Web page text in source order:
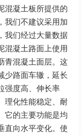
混凝土板所提供的
我们不建议采用加
我们经过大量数据
混凝土路面上使用
青混凝土面层。这
少路面车辙，延长
强度高、伸长率
理化性能稳定、耐
它的主要功能是均
直向水平变化。使